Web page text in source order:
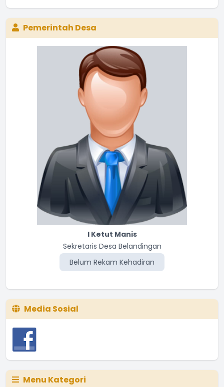
Pemerintah Desa
I Ketut Manis
Sekretaris Desa Belandingan
Belum Rekam Kehadiran
Media Sosial
Menu Kategori